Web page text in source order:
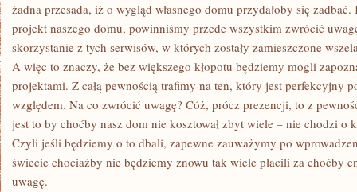
żadna przesada, iż o wygląd własnego domu przydałoby się
projekt naszego domu, powinniśmy przede wszystkim zwrócić
skorzystanie z tych serwisów, w których zostały zamieszczone
A więc to znaczy, że bez większego kłopotu będziemy mogli
projektami. Z całą pewnością trafimy na ten, który jest perfekcyjny
względem. Na co zwrócić uwagę? Cóż, prócz prezencji, to z
jest to by choćby nasz dom nie kosztował zbyt wiele – nie chodzi o
Czyli jeśli będziemy o to dbali, zapewne zauważymy po
świecie chociażby nie będziemy znowu tak wiele płacili za choćby
uwagę.